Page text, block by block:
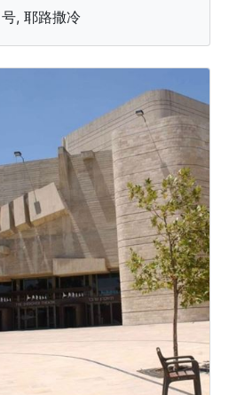
, 耶路撒冷